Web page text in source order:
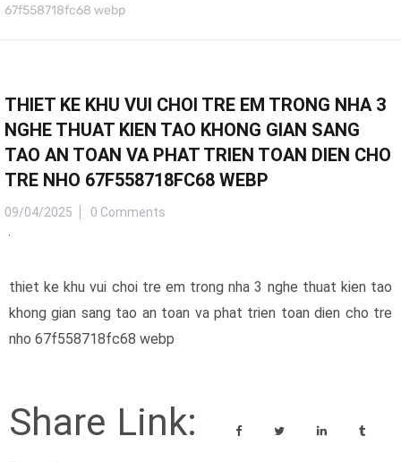
67f558718fc68 webp
THIET KE KHU VUI CHOI TRE EM TRONG NHA 3
NGHE THUAT KIEN TAO KHONG GIAN SANG
TAO AN TOAN VA PHAT TRIEN TOAN DIEN CHO
TRE NHO 67F558718FC68 WEBP
09/04/2025 0 Comments
thiet ke khu vui choi tre em trong nha 3 nghe thuat kien tao
khong gian sang tao an toan va phat trien toan dien cho tre
nho 67f558718fc68 webp
Share Link: